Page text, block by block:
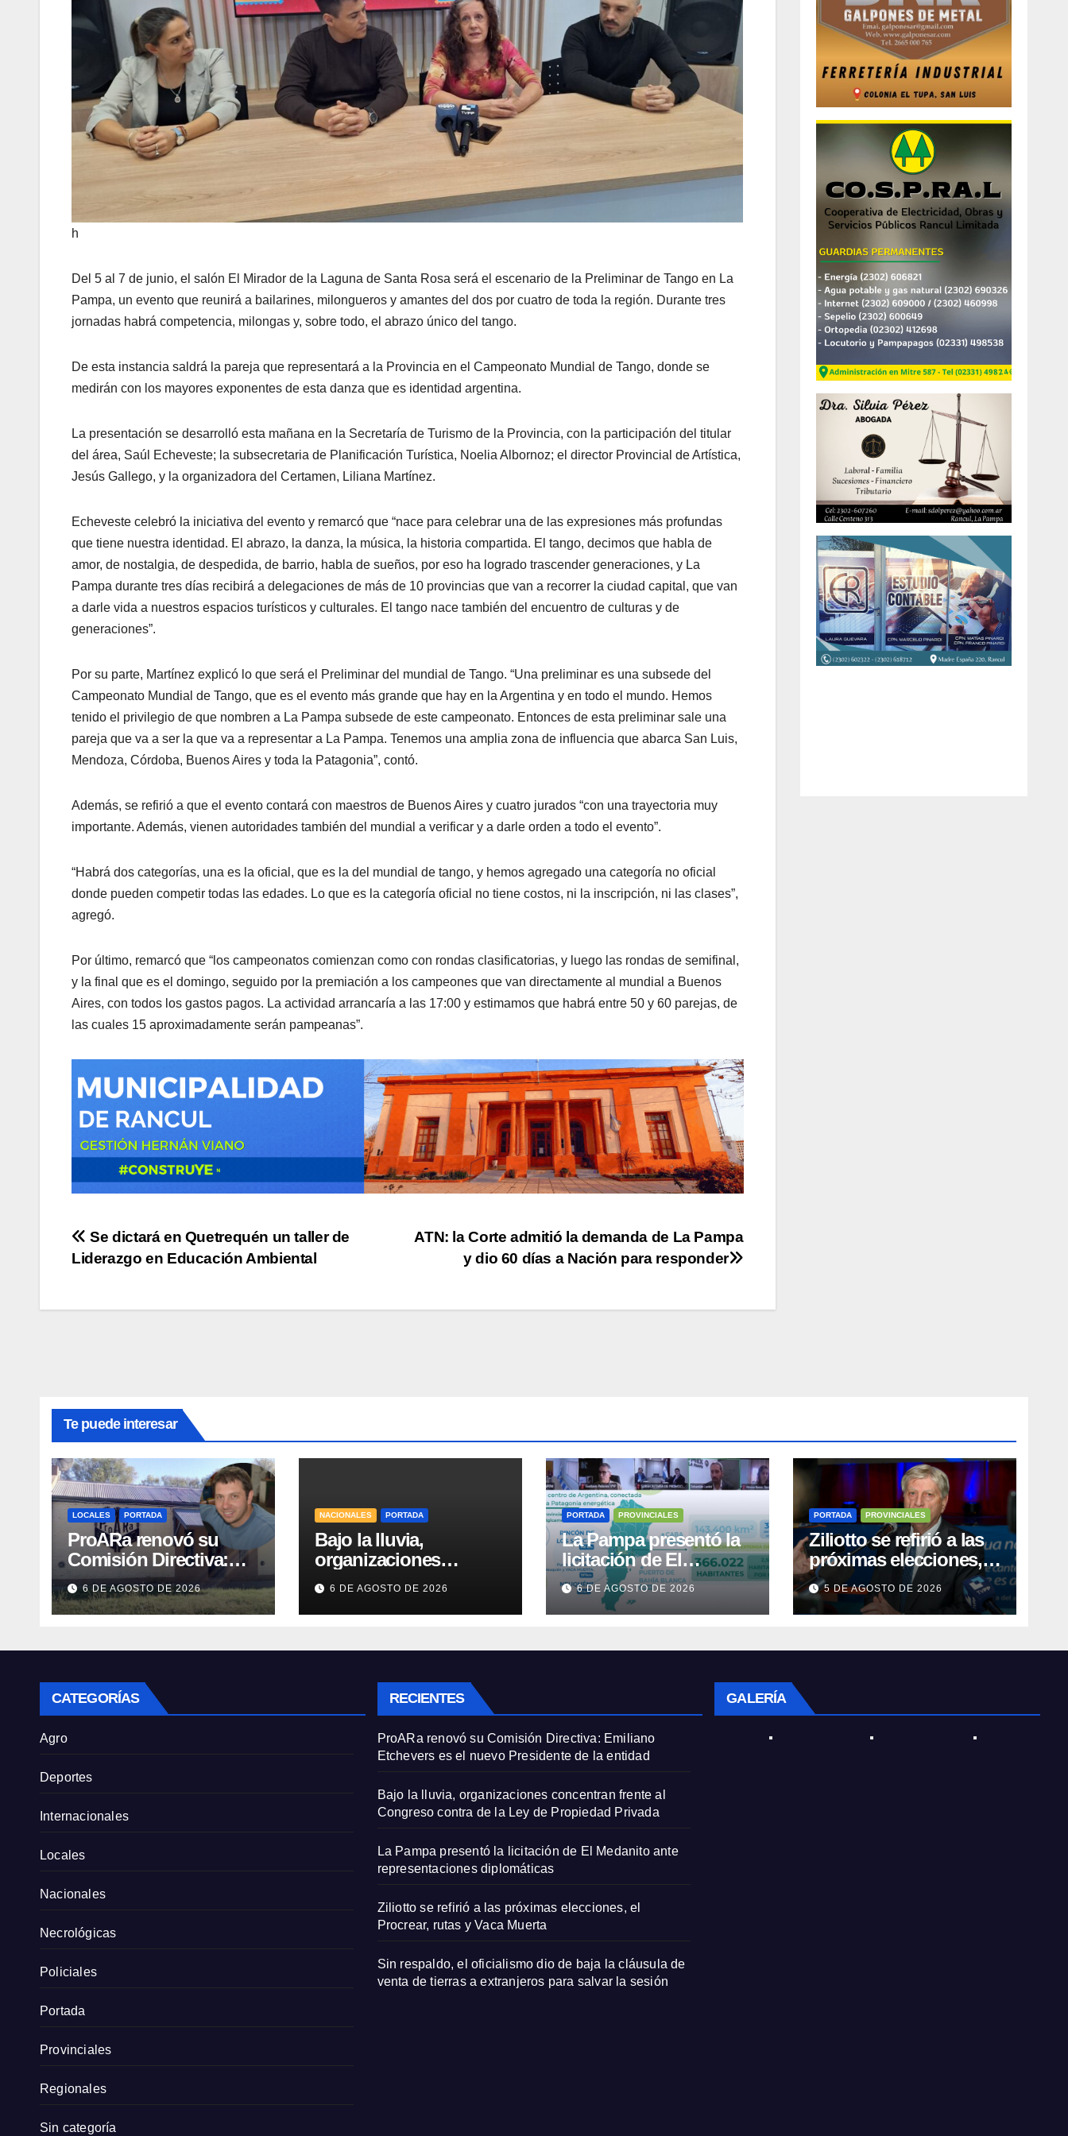
h
Del 5 al 7 de junio, el salón El Mirador de la Laguna de Santa Rosa será el escenario de la Preliminar de Tango en La
Pampa, un evento que reunirá a bailarines, milongueros y amantes del dos por cuatro de toda la región. Durante tres
jornadas habrá competencia, milongas y, sobre todo, el abrazo único del tango.
De esta instancia saldrá la pareja que representará a la Provincia en el Campeonato Mundial de Tango, donde se
medirán con los mayores exponentes de esta danza que es identidad argentina.
La presentación se desarrolló esta mañana en la Secretaría de Turismo de la Provincia, con la participación del titular
del área, Saúl Echeveste; la subsecretaria de Planificación Turística, Noelia Albornoz; el director Provincial de Artística,
Jesús Gallego, y la organizadora del Certamen, Liliana Martínez.
Echeveste celebró la iniciativa del evento y remarcó que “nace para celebrar una de las expresiones más profundas
que tiene nuestra identidad. El abrazo, la danza, la música, la historia compartida. El tango, decimos que habla de
amor, de nostalgia, de despedida, de barrio, habla de sueños, por eso ha logrado trascender generaciones, y La
Pampa durante tres días recibirá a delegaciones de más de 10 provincias que van a recorrer la ciudad capital, que van
a darle vida a nuestros espacios turísticos y culturales. El tango nace también del encuentro de culturas y de
generaciones”.
Por su parte, Martínez explicó lo que será el Preliminar del mundial de Tango. “Una preliminar es una subsede del
Campeonato Mundial de Tango, que es el evento más grande que hay en la Argentina y en todo el mundo. Hemos
tenido el privilegio de que nombren a La Pampa subsede de este campeonato. Entonces de esta preliminar sale una
pareja que va a ser la que va a representar a La Pampa. Tenemos una amplia zona de influencia que abarca San Luis,
Mendoza, Córdoba, Buenos Aires y toda la Patagonia”, contó.
Además, se refirió a que el evento contará con maestros de Buenos Aires y cuatro jurados “con una trayectoria muy
importante. Además, vienen autoridades también del mundial a verificar y a darle orden a todo el evento”.
“Habrá dos categorías, una es la oficial, que es la del mundial de tango, y hemos agregado una categoría no oficial
donde pueden competir todas las edades. Lo que es la categoría oficial no tiene costos, ni la inscripción, ni las clases”,
agregó.
Por último, remarcó que “los campeonatos comienzan como con rondas clasificatorias, y luego las rondas de semifinal,
y la final que es el domingo, seguido por la premiación a los campeones que van directamente al mundial a Buenos
Aires, con todos los gastos pagos. La actividad arrancaría a las 17:00 y estimamos que habrá entre 50 y 60 parejas, de
las cuales 15 aproximadamente serán pampeanas”.
Navegación
entradas
ATN: la Corte admitió la demanda de La Pampa
y dio 60 días a Nación para responder
Se dictará en Quetrequén un taller de
Liderazgo en Educación Ambiental
Te puede interesar
LOCALES PORTADA
ProARa renovó su
Comisión Directiva:
Emiliano Etchevers es
el nuevo Presidente de
la entidad
6 DE AGOSTO DE 2026
NACIONALES PORTADA
Bajo la lluvia,
organizaciones
concentran frente al
Congreso contra de la
Ley de Propiedad
6 DE AGOSTO DE 2026
PORTADA PROVINCIALES
La Pampa presentó la
licitación de El
Medanito ante
representaciones
diplomáticas
6 DE AGOSTO DE 2026
PORTADA PROVINCIALES
Ziliotto se refirió a las
próximas elecciones,
el Procrear, rutas y
Vaca Muerta
5 DE AGOSTO DE 2026
CATEGORÍAS
Agro
Deportes
Internacionales
Locales
Nacionales
Necrológicas
Policiales
Portada
Provinciales
Regionales
Sin categoría
RECIENTES
ProARa renovó su Comisión Directiva: Emiliano
Etchevers es el nuevo Presidente de la entidad
Bajo la lluvia, organizaciones concentran frente al
Congreso contra de la Ley de Propiedad Privada
La Pampa presentó la licitación de El Medanito ante
representaciones diplomáticas
Ziliotto se refirió a las próximas elecciones, el
Procrear, rutas y Vaca Muerta
Sin respaldo, el oficialismo dio de baja la cláusula de
venta de tierras a extranjeros para salvar la sesión
GALERÍA